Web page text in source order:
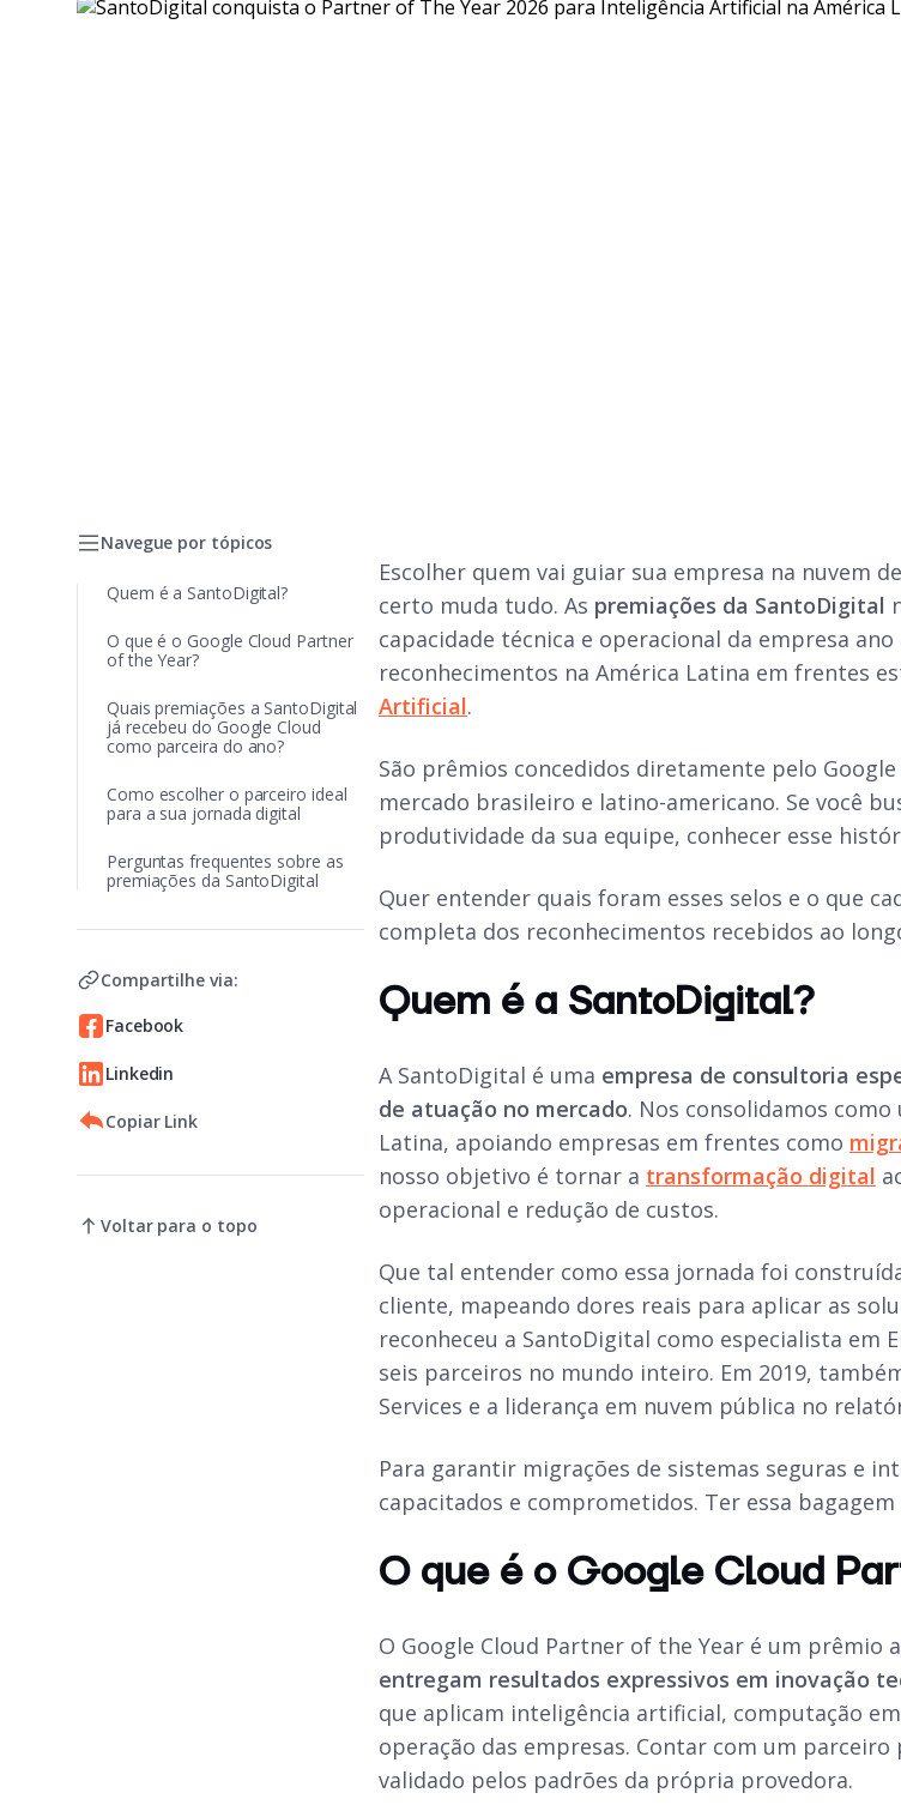
Navegue por tópicos
Quem é a SantoDigital?
O que é o Google Cloud Partner
of the Year?
Quais premiações a SantoDigital
já recebeu do Google Cloud
como parceira do ano?
Como escolher o parceiro ideal
para a sua jornada digital
Perguntas frequentes sobre as
premiações da SantoDigital
Compartilhe via:
Facebook
Linkedin
Copiar Link
Voltar para o topo
Escolher quem vai guiar sua empresa na nuvem
certo muda tudo. As premiações da SantoDigital
capacidade técnica e operacional da empresa
reconhecimentos na América Latina em frentes
Artificial.
São prêmios concedidos diretamente pelo
mercado brasileiro e latino-americano. Se você
produtividade da sua equipe, conhecer esse
Quer entender quais foram esses selos e o que
completa dos reconhecimentos recebidos ao
Quem é a SantoDigital?
A SantoDigital é uma empresa de consultoria
de atuação no mercado. Nos consolidamos
Latina, apoiando empresas em frentes como
nosso objetivo é tornar a transformação digital
operacional e redução de custos.
Que tal entender como essa jornada foi
cliente, mapeando dores reais para aplicar as
reconheceu a SantoDigital como especialista
seis parceiros no mundo inteiro. Em 2019,
Services e a liderança em nuvem pública no
Para garantir migrações de sistemas seguras e
capacitados e comprometidos. Ter essa
O que é o Google Cloud
O Google Cloud Partner of the Year é um prêmio
entregam resultados expressivos em inovação
que aplicam inteligência artificial, computação
operação das empresas. Contar com um
validado pelos padrões da própria provedora.